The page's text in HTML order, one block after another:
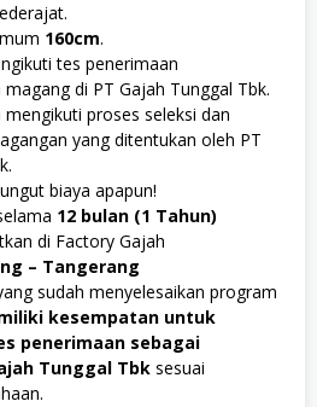
160cm.
tes penerimaan
di PT Gajah Tunggal Tbk.
proses seleksi dan
yang ditentukan oleh PT
biaya apapun!
12 bulan (1 Tahun)
di Factory Gajah
– Tangerang
sudah menyelesaikan program
kesempatan untuk
penerimaan sebagai
Tunggal Tbk sesuai